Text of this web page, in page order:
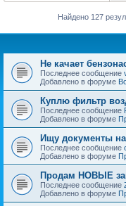
Найдено 127
Не качает
Последнее сообщение
Добавлено в форуме
Куплю фильтр
Последнее сообщение
Добавлено в форуме
Ищу документы
Последнее сообщение
Добавлено в форуме
Продам НОВЫЕ
Последнее сообщение
Добавлено в форуме